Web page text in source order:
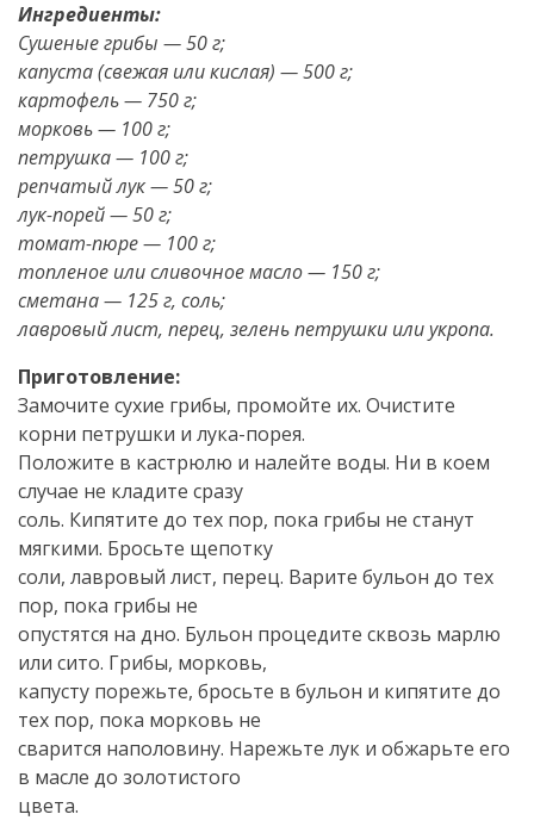
Ингредиенты:
Сушеные грибы — 50 г;
капуста (свежая или кислая) — 500 г;
картофель — 750 г;
морковь — 100 г;
петрушка — 100 г;
репчатый лук — 50 г;
лук-порей — 50 г;
томат-пюре — 100 г;
топленое или сливочное масло — 150 г;
сметана — 125 г, соль;
лавровый лист, перец, зелень петрушки или укропа.
Приготовление:
Замочите сухие грибы, промойте их. Очистите
корни петрушки и лука-порея.
Положите в кастрюлю и налейте воды. Ни в коем
случае не кладите сразу
соль. Кипятите до тех пор, пока грибы не станут
мягкими. Бросьте щепотку
соли, лавровый лист, перец. Варите бульон до тех
пор, пока грибы не
опустятся на дно. Бульон процедите сквозь марлю
или сито. Грибы, морковь,
капусту порежьте, бросьте в бульон и кипятите до
тех пор, пока морковь не
сварится наполовину. Нарежьте лук и обжарьте его
в масле до золотистого
цвета.